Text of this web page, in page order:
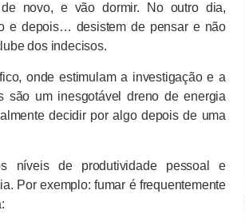
novo, e vão dormir. No outro dia,
e depois… desistem de pensar e não
dos indecisos.
onde estimulam a investigação e a
são um inesgotável dreno de energia
decidir por algo depois de uma
níveis de produtividade pessoal e
Por exemplo: fumar é frequentemente